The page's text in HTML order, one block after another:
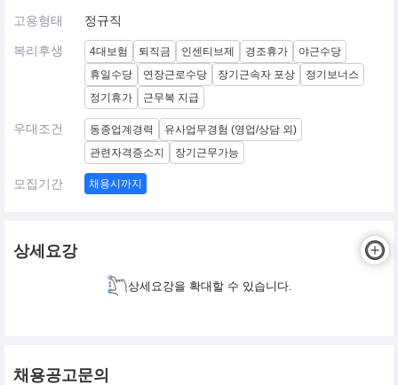
고용형태 정규직
복리후생 4대보험 퇴직금 인센티브제 경조휴가
야근수당
휴일수당
연장근로수당 장기근속자 포상
정기보너스
정기휴가
근무복 지급
우대조건 동종업계경력
유사업무경험 (영업/상담 외)
관련자격증소지
장기근무가능
모집기간 채용시까지
상세요강
상세요강을 확대할 수 있습니다.
채용공고문의